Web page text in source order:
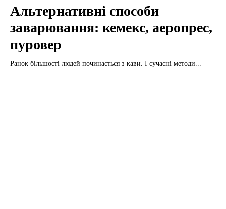
Альтернативні способи
заварювання: кемекс, аеропрес,
пуровер
Ранок більшості людей починається з кави. І сучасні методи...